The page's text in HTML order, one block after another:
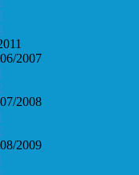
2007
2008
2009